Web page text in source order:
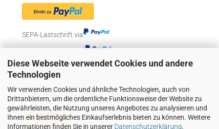
Diese Webseite verwendet Cookies und andere
Technologien
Wir verwenden Cookies und ähnliche Technologien, auch von
Drittanbietern, um die ordentliche Funktionsweise der Website zu
gewährleisten, die Nutzung unseres Angebotes zu analysieren und
Ihnen ein bestmögliches Einkaufserlebnis bieten zu können. Weitere
Informationen finden Sie in unserer Datenschutzerklärung.
SEPA-Lastschrift via
Kreditkarte via
WIR VERSENDEN MIT